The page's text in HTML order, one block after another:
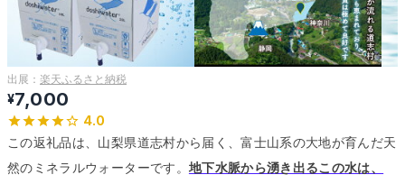
出展： 楽天ふるさと納税
¥7,000
4.0
この返礼品は、山梨県道志村から届く、富士山系の大地が育んだ天
然のミネラルウォーターです。 地下水脈から湧き出るこの水は、